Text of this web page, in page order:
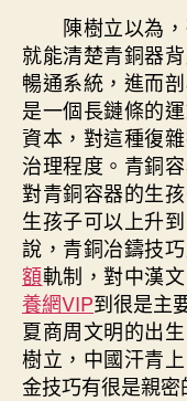
陳樹立以為，
就能清楚青銅器
暢通系統，進而
是一個長鏈條的
資本，對這種復
治理程度。青銅
對青銅容器的生
生孩子可以上升
說，青銅冶鑄技
額軌制，對中漢
養網VIP到很是主
夏商周文明的出
樹立，中國汗青
金技巧有很是親密